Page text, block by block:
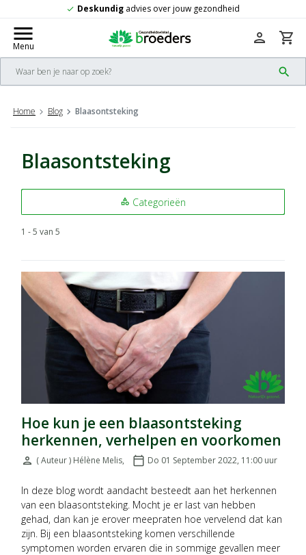
over jouw gezondheid check
menu
Menu
search
person shopping_cart
Home Blog Blaasontsteking
Blaasontsteking
category Categorieën
1 - 5 van 5
Hoe kun je een blaasontsteking
herkennen, verhelpen en voorkomen
person
Door:( Auteur ) Hélène Melis, calendar_today
Geplaatst op:
Do 01 September 2022, 11:00 uur
In deze blog wordt aandacht besteedt aan het herkennen
van een blaasontsteking. Mocht je er last van hebben
gehad, dan kan je erover meepraten hoe vervelend dat kan
zijn. Bij een blaasontsteking komen verschillende
symptomen worden ervaren die in sommige gevallen meer